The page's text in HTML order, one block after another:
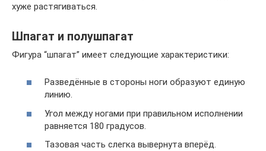
хуже растягиваться.
Шпагат и полушпагат
Фигура “шпагат” имеет следующие характеристики:
Разведённые в стороны ноги образуют единую
линию.
Угол между ногами при правильном исполнении
равняется 180 градусов.
Тазовая часть слегка вывернута вперёд.